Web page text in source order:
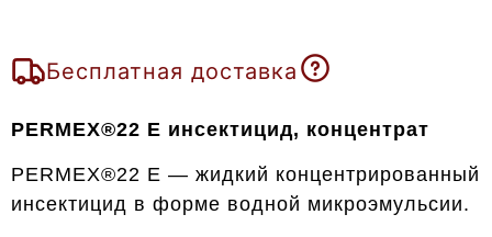
Бесплатная доставка
PERMEX®22 E инсектицид, концентрат
PERMEX®22 E — жидкий концентрированный
инсектицид в форме водной микроэмульсии.